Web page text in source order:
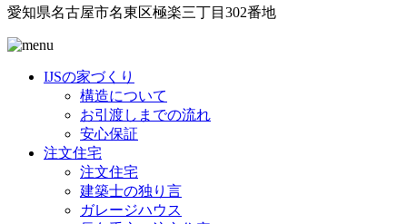
愛知県名古屋市名東区極楽三丁目302番地
IJSの家づくり
構造について
お引渡しまでの流れ
安心保証
注文住宅
注文住宅
建築士の独り言
ガレージハウス